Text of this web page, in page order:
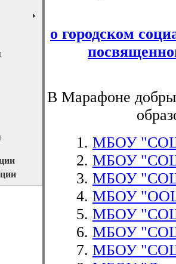
о городском
В Марафоне
МБОУ
МБОУ
МБОУ
МБОУ
МБОУ
МБОУ
МБОУ